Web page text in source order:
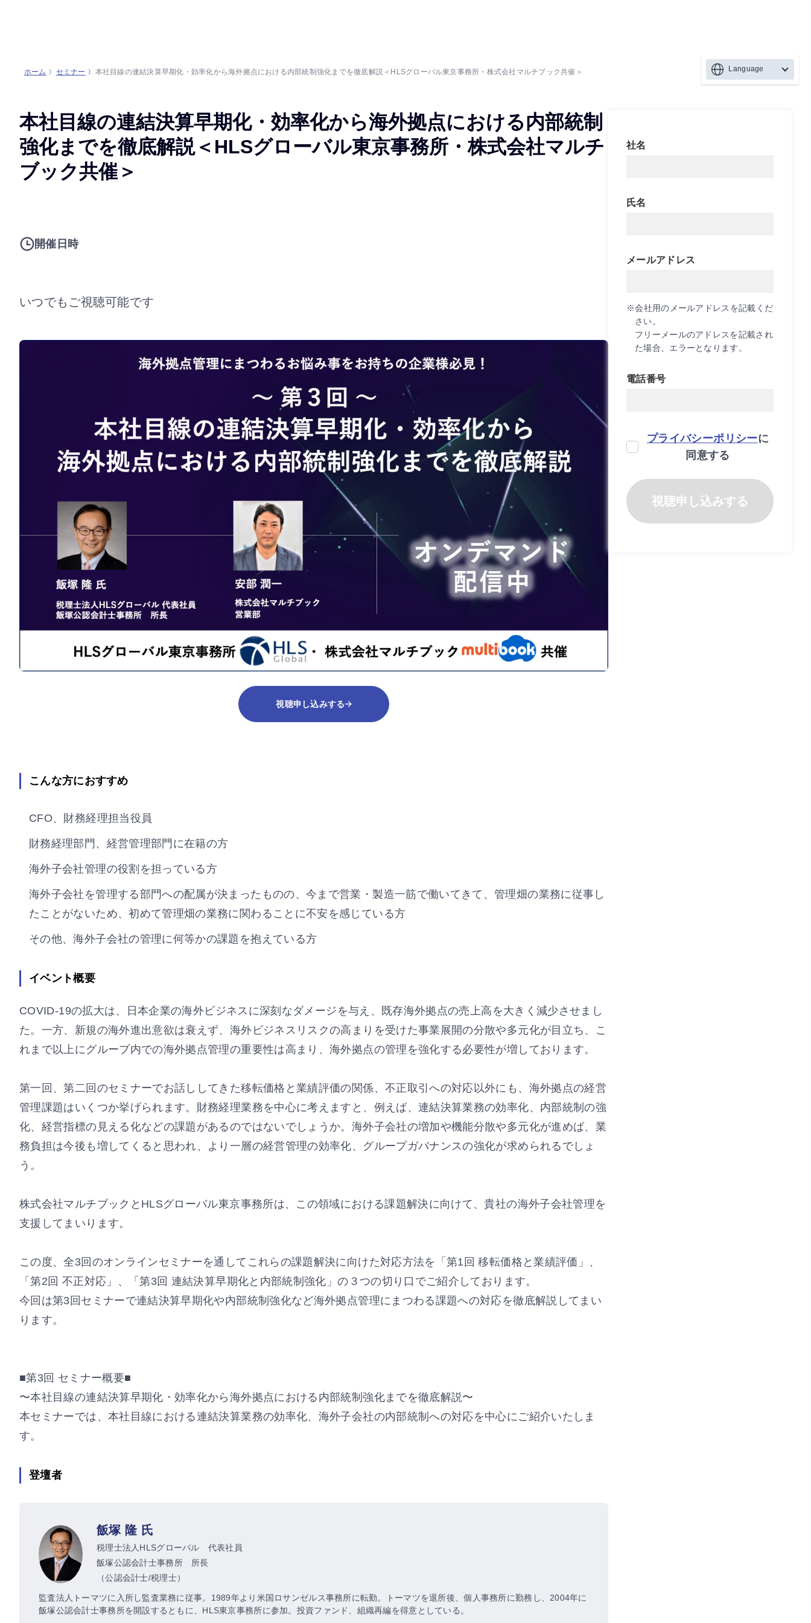
Language
ホーム セミナー 本社目線の連結決算早期化・効率化から海外拠点における内部統制強化までを徹底解説＜HLSグローバル東京事務所・株式会社マルチブック共催＞
本社目線の連結決算早期化・効率化から海外拠点における内部統制
強化までを徹底解説＜HLSグローバル東京事務所・株式会社マルチ
ブック共催＞
開催日時
いつでもご視聴可能です
視聴申し込みする
こんな方におすすめ
CFO、財務経理担当役員
財務経理部門、経営管理部門に在籍の方
海外子会社管理の役割を担っている方
海外子会社を管理する部門への配属が決まったものの、今まで営業・製造一筋で働いてきて、管理畑の業務に従事し
たことがないため、初めて管理畑の業務に関わることに不安を感じている方
その他、海外子会社の管理に何等かの課題を抱えている方
イベント概要
COVID-19の拡大は、日本企業の海外ビジネスに深刻なダメージを与え、既存海外拠点の売上高を大きく減少させまし
た。一方、新規の海外進出意欲は衰えず、海外ビジネスリスクの高まりを受けた事業展開の分散や多元化が目立ち、こ
れまで以上にグループ内での海外拠点管理の重要性は高まり、海外拠点の管理を強化する必要性が増しております。
第一回、第二回のセミナーでお話ししてきた移転価格と業績評価の関係、不正取引への対応以外にも、海外拠点の経営
管理課題はいくつか挙げられます。財務経理業務を中心に考えますと、例えば、連結決算業務の効率化、内部統制の強
化、経営指標の見える化などの課題があるのではないでしょうか。海外子会社の増加や機能分散や多元化が進めば、業
務負担は今後も増してくると思われ、より一層の経営管理の効率化、グループガバナンスの強化が求められるでしょ
う。
株式会社マルチブックとHLSグローバル東京事務所は、この領域における課題解決に向けて、貴社の海外子会社管理を
支援してまいります。
この度、全3回のオンラインセミナーを通してこれらの課題解決に向けた対応方法を「第1回 移転価格と業績評価」、
「第2回 不正対応」、「第3回 連結決算早期化と内部統制強化」の３つの切り口でご紹介しております。
今回は第3回セミナーで連結決算早期化や内部統制強化など海外拠点管理にまつわる課題への対応を徹底解説してまい
ります。
■第3回 セミナー概要■
〜本社目線の連結決算早期化・効率化から海外拠点における内部統制強化までを徹底解説〜
本セミナーでは、本社目線における連結決算業務の効率化、海外子会社の内部統制への対応を中心にご紹介いたしま
す。
登壇者
飯塚 隆 氏
税理士法人HLSグローバル 代表社員
飯塚公認会計士事務所 所長
（公認会計士/税理士）
監査法人トーマツに入所し監査業務に従事。1989年より米国ロサンゼルス事務所に転勤。トーマツを退所後、個人事務所に勤務し、2004年に
飯塚公認会計士事務所を開設するともに、HLS東京事務所に参加。投資ファンド、組織再編を得意としている。
社名
氏名
メールアドレス
※会社用のメールアドレスを記載くだ
さい。
フリーメールのアドレスを記載され
た場合、エラーとなります。
電話番号
プライバシーポリシーに
同意する